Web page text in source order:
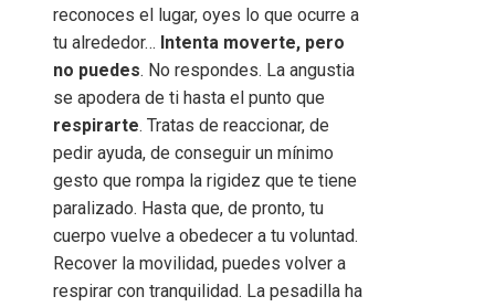
reconoces el lugar, oyes lo que ocurre a
tu alrededor… Intenta moverte, pero
no puedes. No respondes. La angustia
se apodera de ti hasta el punto que
respirarte. Tratas de reaccionar, de
pedir ayuda, de conseguir un mínimo
gesto que rompa la rigidez que te tiene
paralizado. Hasta que, de pronto, tu
cuerpo vuelve a obedecer a tu voluntad.
Recover la movilidad, puedes volver a
respirar con tranquilidad. La pesadilla ha